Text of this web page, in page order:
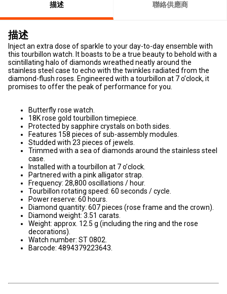
描述 聯絡供應商
描述
Inject an extra dose of sparkle to your day-to-day ensemble with
this tourbillon watch. It boasts to be a true beauty to behold with a
scintillating halo of diamonds wreathed neatly around the
stainless steel case to echo with the twinkles radiated from the
diamond-flush roses. Engineered with a tourbillon at 7 o’clock, it
promises to offer the peak of performance for you.
Butterfly rose watch.
18K rose gold tourbillon timepiece.
Protected by sapphire crystals on both sides.
Features 158 pieces of sub-assembly modules.
Studded with 23 pieces of jewels.
Trimmed with a sea of diamonds around the stainless steel
case.
Installed with a tourbillon at 7 o’clock.
Partnered with a pink alligator strap.
Frequency: 28,800 oscillations / hour.
Tourbillon rotating speed: 60 seconds / cycle.
Power reserve: 60 hours.
Diamond quantity: 607 pieces (rose frame and the crown).
Diamond weight: 3.51 carats.
Weight: approx. 12.5 g (including the ring and the rose
decorations).
Watch number: ST 0802.
Barcode: 4894379223643.